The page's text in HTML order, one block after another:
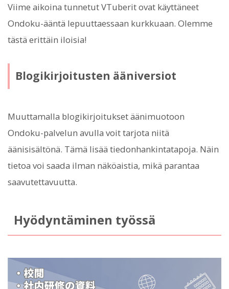
Viime aikoina tunnetut VTuberit ovat käyttäneet
Ondoku-ääntä lepuuttaessaan kurkkuaan. Olemme
tästä erittäin iloisia!
Blogikirjoitusten ääniversiot
Muuttamalla blogikirjoitukset äänimuotoon
Ondoku-palvelun avulla voit tarjota niitä
äänisisältönä. Tämä lisää tiedonhankintatapoja. Näin
tietoa voi saada ilman näköaistia, mikä parantaa
saavutettavuutta.
Hyödyntäminen työssä